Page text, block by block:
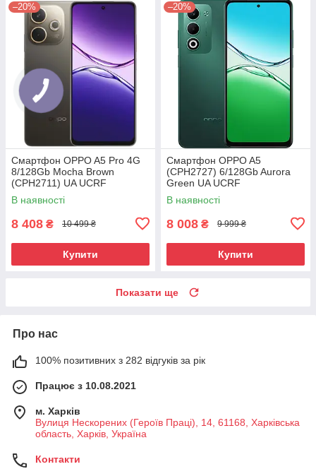
–20%
Смартфон OPPO A5 Pro 4G
8/128Gb Mocha Brown
(CPH2711) UA UCRF
В наявності
8 408 ₴ 10 499 ₴
Купити
–20%
Смартфон OPPO A5
(CPH2727) 6/128Gb Aurora
Green UA UCRF
В наявності
8 008 ₴ 9 999 ₴
Купити
Показати ще
Про нас
100% позитивних з 282 відгуків за рік
Працює з 10.08.2021
м. Харків
Вулиця Нескорених (Героїв Праці), 14, 61168, Харківська
область, Харків, Україна
Контакти